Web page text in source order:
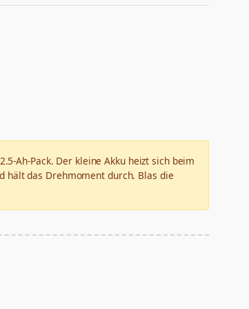
Ah-Pack. Der kleine Akku heizt sich beim
hält das Drehmoment durch. Blas die